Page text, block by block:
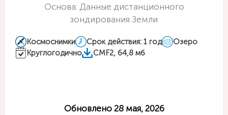
Основа: Данные дистанционного
зондирования Земли
Космоснимки Срок действия: 1 год
Озеро
Круглогодично
CMF2, 64,8 мб
Обновлено 28 мая, 2026